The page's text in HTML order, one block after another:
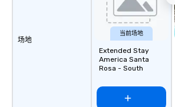
场地
当前场地
Extended Stay
America Santa
Rosa - South